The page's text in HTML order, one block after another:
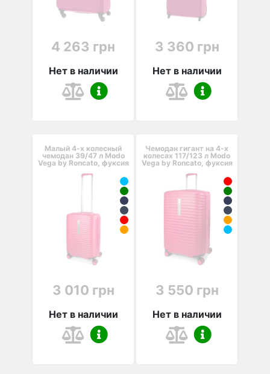
4 263 грн
Нет в наличии
3 360 грн
Нет в наличии
Малый 4-х колесный
чемодан 39/47 л Modo
Vega by Roncato, фуксия
3 010 грн
Нет в наличии
Чемодан гигант на 4-х
колесах 117/123 л Modo
Vega by Roncato, фуксия
3 550 грн
Нет в наличии